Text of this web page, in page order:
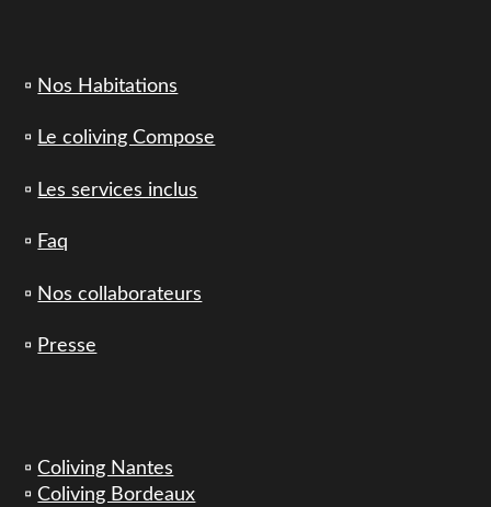
▫️ Nos Habitations
▫️ Le coliving Compose
▫️ Les services inclus
▫️ Faq
▫️ Nos collaborateurs
▫️ Presse
▫️Coliving Nantes
▫️Coliving Bordeaux